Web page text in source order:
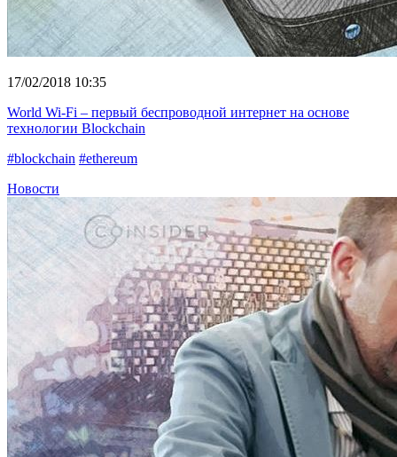
17/02/2018 10:35
World Wi-Fi – первый беспроводной интернет на основе
технологии Blockchain
#blockchain #ethereum
Новости